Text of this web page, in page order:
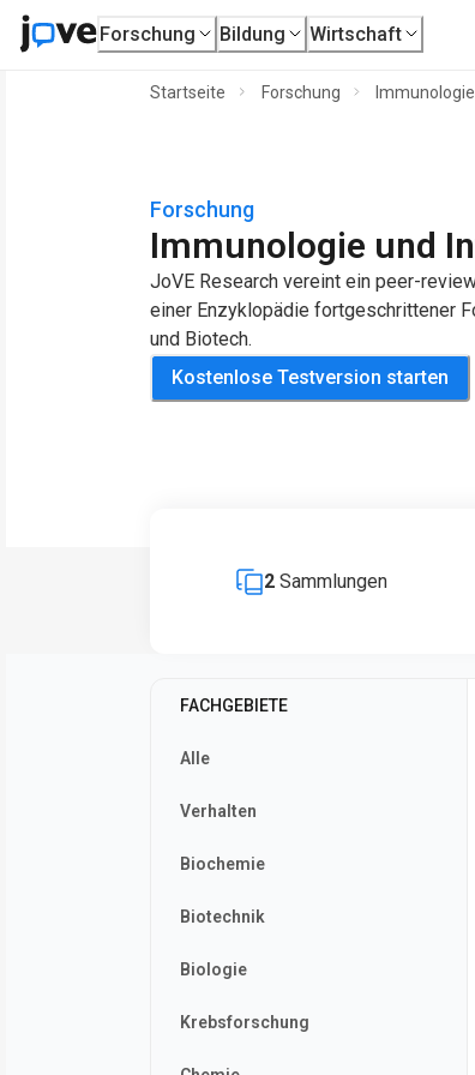
Forschung Bildung Wirtschaft
Startseite Forschung
Forschung
Immunologie und
JoVE Research vereint ein peer-
einer Enzyklopädie fortgeschrittener
und Biotech.
Kostenlose Testversion starten
2 Sammlungen
FACHGEBIETE
Alle
Verhalten
Biochemie
Biotechnik
Biologie
Krebsforschung